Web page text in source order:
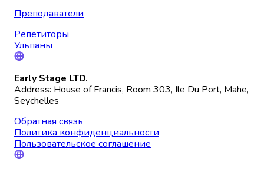
Преподаватели
Репетиторы
Ульпаны
Early Stage LTD.
Address: House of Francis, Room 303, Ile Du Port, Mahe,
Seychelles
Обратная связь
Политика конфиденциальности
Пользовательское соглашение